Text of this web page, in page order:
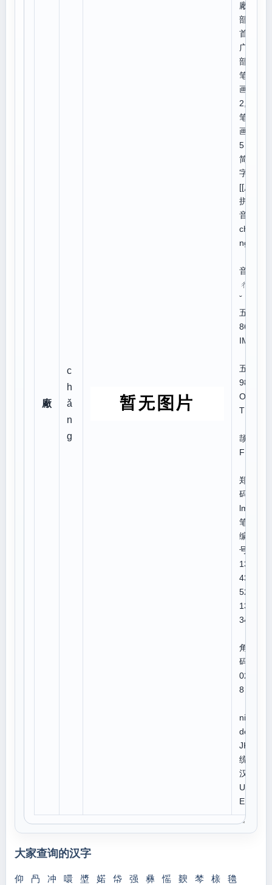
廠
c
h
ǎ
n
g
廠
部
首:
广,
部外
笔
画:1
2,总
笔
画:1
5
简体
字:
[[厂]]
拼
音：
chǎ
ng
音：
ㄔㄤ
ˇ
五笔
86:Y
IMT
五笔
98:
OIM
T
颉:I
FBK
郑
码:tg
lm
笔顺
编
号:4
132
432
525
131
34
角号
码:0
024
8
niCo
de:C
JK
统一
汉字
U 5
EE0
大家查询的汉字
仰 冎 冲 噮 墏 婼 帒 强 彝 愮 斔 棽 榇 氌